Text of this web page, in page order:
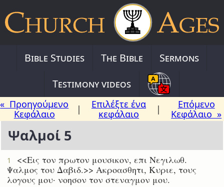
Bible Studies The Bible
Sermons
Testimony videos
« Προηγούμενο
Κεφάλαιο
|
Επιλέξτε ένα
κεφάλαιο
|
Επόμενο
Κεφάλαιο »
Ψαλμοί 5
1
<<Εις τον πρωτον μουσικον, επι Νεγιλωθ.
Ψαλμος του Δαβιδ.>> Ακροασθητι, Κυριε, τους
λογους μου· νοησον τον στεναγμον μου.